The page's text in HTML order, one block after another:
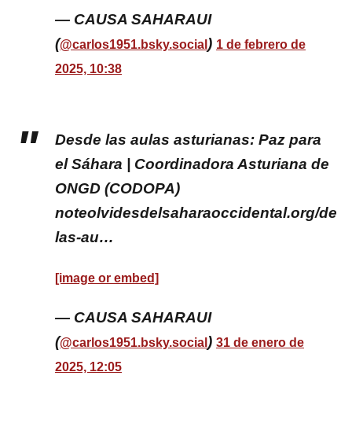
— CAUSA SAHARAUI
(@carlos1951.bsky.social ) 1 de febrero de
2025, 10:38
Desde las aulas asturianas: Paz para
el Sáhara | Coordinadora Asturiana de
ONGD (CODOPA)
noteolvidesdelsaharaoccidental.org/
las-au…
[image or embed]
— CAUSA SAHARAUI
(@carlos1951.bsky.social ) 31 de enero de
2025, 12:05